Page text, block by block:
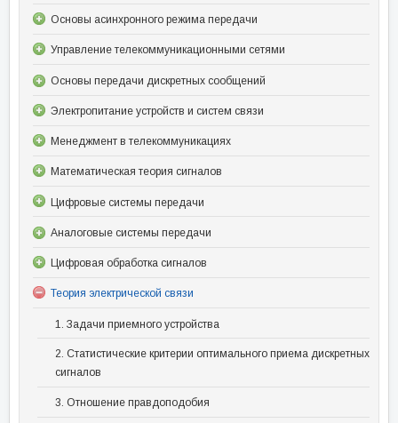
Основы асинхронного режима передачи
Управление телекоммуникационными сетями
Основы передачи дискретных сообщений
Электропитание устройств и систем связи
Менеджмент в телекоммуникациях
Математическая теория сигналов
Цифровые системы передачи
Аналоговые системы передачи
Цифровая обработка сигналов
Теория электрической связи
1. Задачи приемного устройства
2. Статистические критерии оптимального приема дискретных
сигналов
3. Отношение правдоподобия